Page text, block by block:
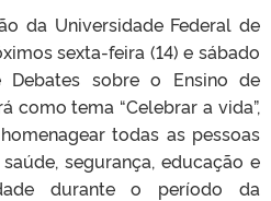
da Universidade Federal de
sexta-feira (14) e sábado
Debates sobre o Ensino de
como tema “Celebrar a vida”,
todas as pessoas
segurança, educação e
durante o período da